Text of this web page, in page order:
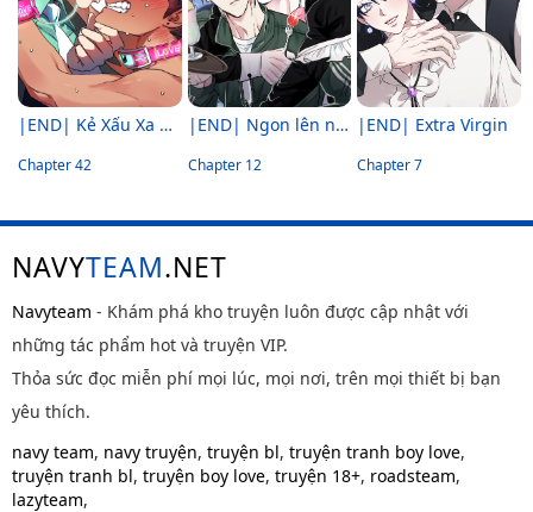
|END| Kẻ Xấu Xa Nhất Vũ Trụ
Chapter 42
|END| Ngon lên nào! Nhăm nhăm~
Chapter 12
|END| Extra Virgin
Chapter 7
NAVYTEAM.NET
Navyteam - Khám phá kho truyện luôn được cập nhật với
những tác phẩm hot và truyện VIP.
Thỏa sức đọc miễn phí mọi lúc, mọi nơi, trên mọi thiết bị bạn
yêu thích.
navy team, navy truyện, truyện bl, truyện tranh boy love,
truyện tranh bl, truyện boy love, truyện 18+, roadsteam,
lazyteam,